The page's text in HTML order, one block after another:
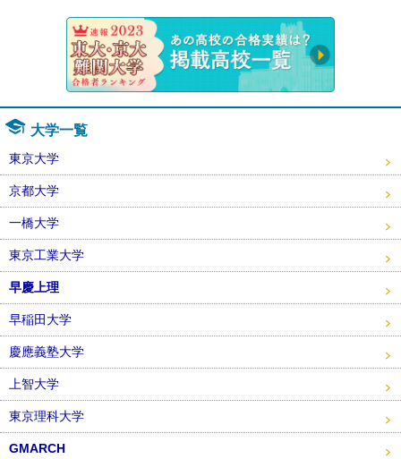
大学一覧
東京大学
京都大学
一橋大学
東京工業大学
早慶上理
早稲田大学
慶應義塾大学
上智大学
東京理科大学
GMARCH